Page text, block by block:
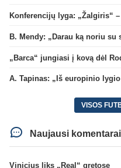
„Barca“ jungiasi į kovą dėl
VISOS
Naujausi komentarai
Vinicius liks „Real“ gretose